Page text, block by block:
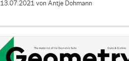
13.07.2021 von Antje Dohmann